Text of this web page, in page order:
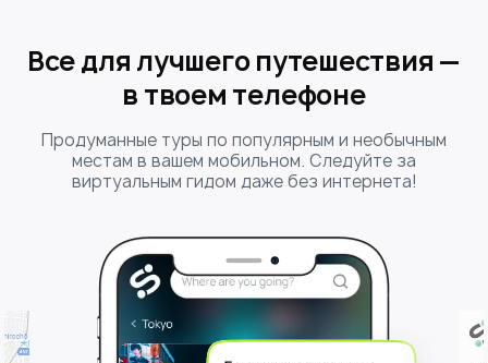
несколько раз, он очень
большой и за один раз
нереально посмотреть все)
Все для лучшего путешествия —
в твоем телефоне
Продуманные туры по популярным и необычным
местам в вашем мобильном. Следуйте за
виртуальным гидом даже без интернета!